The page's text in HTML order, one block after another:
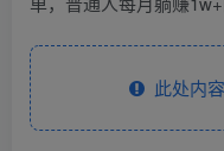
此处内容